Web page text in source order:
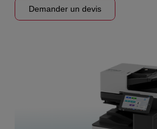
Demander un devis